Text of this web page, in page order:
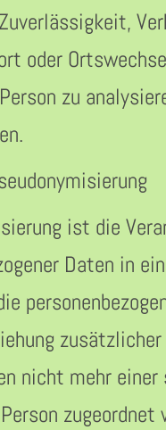
oder
zu
ist die
Daten in
zusätzlicher
nicht mehr einer
zugeordnet